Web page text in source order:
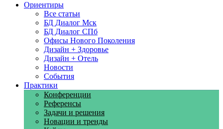
Ориентиры
Все статьи
БД Диалог Мск
БД Диалог СПб
Офисы Нового Поколения
Дизайн + Здоровье
Дизайн + Отель
Новости
События
Практики
Конференции
Референсы
Задачи и решения
Новации и тренды